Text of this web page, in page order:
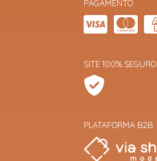
PAGAMENTO
SITE 100% SEGURO
PLATAFORMA B2B